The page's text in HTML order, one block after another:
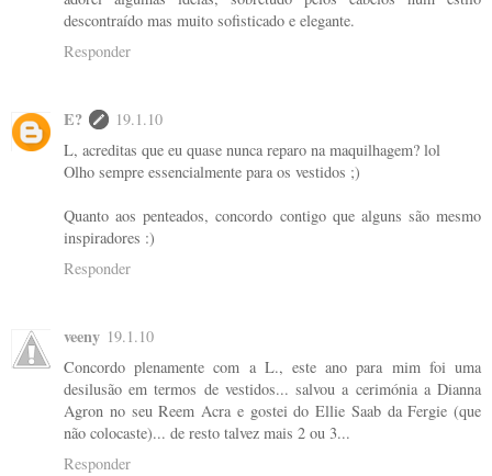
descontraído mas muito sofisticado e elegante.
Responder
E?
19.1.10
L, acreditas que eu quase nunca reparo na maquilhagem? lol
Olho sempre essencialmente para os vestidos ;)
Quanto aos penteados, concordo contigo que alguns são mesmo
inspiradores :)
Responder
veeny 19.1.10
Concordo plenamente com a L., este ano para mim foi uma
desilusão em termos de vestidos... salvou a cerimónia a Dianna
Agron no seu Reem Acra e gostei do Ellie Saab da Fergie (que
não colocaste)... de resto talvez mais 2 ou 3...
Responder